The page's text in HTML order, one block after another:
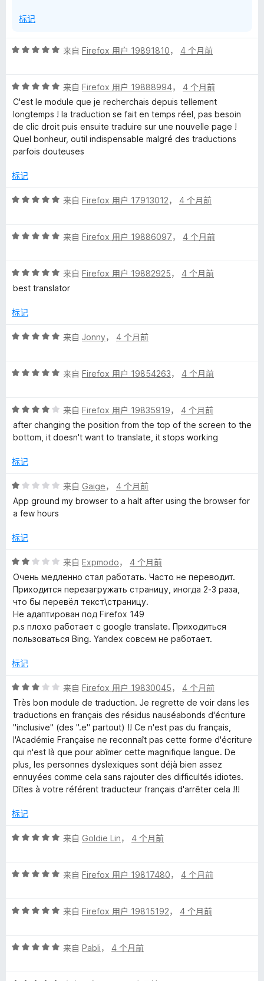
的
评
价
标记
评
/
5
来自 Firefox 用户 19891810， 4 个月前
评
分
5
/
5
来自 Firefox 用户 19888994， 4 个月前
C'est le module que je recherchais depuis tellement
longtemps ! la traduction se fait en temps réel, pas besoin
de clic droit puis ensuite traduire sur une nouvelle page !
Quel bonheur, outil indispensable malgré des traductions
parfois douteuses
标记
评
/
来自 Firefox 用户 17913012， 4 个月前
评
/
5
来自 Firefox 用户 19886097， 4 个月前
评
分
/
来自 Firefox 用户 19882925， 4 个月前
best translator
标记
评
/
来自 Jonny， 4 个月前
评
/
5
来自 Firefox 用户 19854263， 4 个月前
评
分
4
5
来自 Firefox 用户 19835919， 4 个月前
after changing the position from the top of the screen to the
bottom, it doesn't want to translate, it stops working
标记
评
分
1
5
来自 Gaige， 4 个月前
App ground my browser to a halt after using the browser for
a few hours
标记
评
分
2
/
5
来自 Expmodo， 4 个月前
Очень медленно стал работать. Часто не переводит.
Приходится перезагружать страницу, иногда 2-3 раза,
что бы перевёл текст\страницу.
Не адаптирован под Firefox 149
p.s плохо работает с google translate. Приходиться
пользоваться Bing. Yandex совсем не работает.
标记
评
分
3
/
5
来自 Firefox 用户 19830045， 4 个月前
Très bon module de traduction. Je regrette de voir dans les
traductions en français des résidus nauséabonds d'écriture
"inclusive" (des ".e" partout) !! Ce n'est pas du français,
l'Académie Française ne reconnaît pas cette forme d'écriture
qui n'est là que pour abîmer cette magnifique langue. De
plus, les personnes dyslexiques sont déjà bien assez
ennuyées comme cela sans rajouter des difficultés idiotes.
Dîtes à votre référent traducteur français d'arrêter cela !!!
标记
评
/
来自 Goldie Lin， 4 个月前
评
/
来自 Firefox 用户 19817480， 4 个月前
评
/
来自 Firefox 用户 19815192， 4 个月前
评
来自 Pabli， 4 个月前